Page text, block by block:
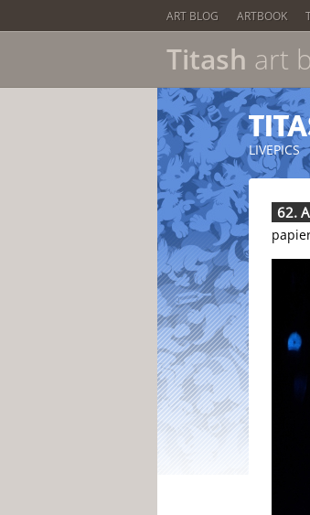
ART BLOG ARTBOOK
Titash art
LIVEPICS
62.